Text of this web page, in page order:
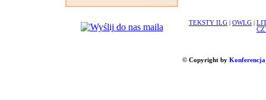
TEKSTY ILG OWLG
© Copyright by Konferencja